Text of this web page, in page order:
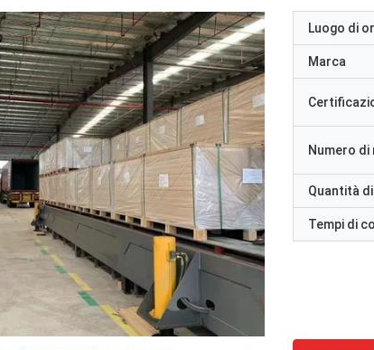
Luogo di
Marca
Numero
Quantità
Tempi di